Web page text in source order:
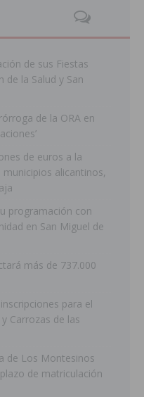
de sus Fiestas
de la Salud y San
de la ORA en
de euros a la
alicantinos,
programación con
en San Miguel de
más de 737.000
para el
Carrozas de las
de Los Montesinos
de matriculación